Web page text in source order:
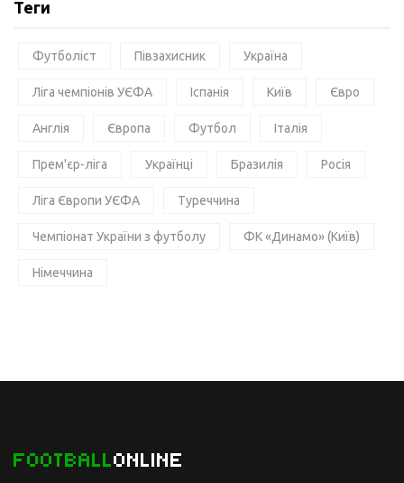
Теги
Футболіст Півзахисник Україна
Ліга чемпіонів УЄФА Іспанія Київ Євро
Англія Європа Футбол Італія
Прем'єр-ліга Українці Бразилія Росія
Ліга Європи УЄФА Туреччина
Чемпіонат України з футболу ФК «Динамо» (Київ)
Німеччина
FOOTBALLONLINE